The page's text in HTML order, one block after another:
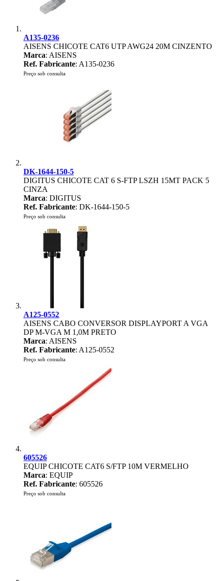
A135-0236
AISENS CHICOTE CAT6 UTP AWG24 20M CINZENTO
Marca: AISENS
Ref. Fabricante: A135-0236
Preço sob consulta
DK-1644-150-5
DIGITUS CHICOTE CAT 6 S-FTP LSZH 15MT PACK 5
CINZA
Marca: DIGITUS
Ref. Fabricante: DK-1644-150-5
Preço sob consulta
A125-0552
AISENS CABO CONVERSOR DISPLAYPORT A VGA
DP M-VGA M 1,0M PRETO
Marca: AISENS
Ref. Fabricante: A125-0552
Preço sob consulta
605526
EQUIP CHICOTE CAT6 S/FTP 10M VERMELHO
Marca: EQUIP
Ref. Fabricante: 605526
Preço sob consulta